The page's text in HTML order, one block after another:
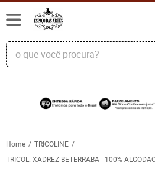
Home
TRICOLINE
TRICOL. XADREZ BETERRABA - 100%